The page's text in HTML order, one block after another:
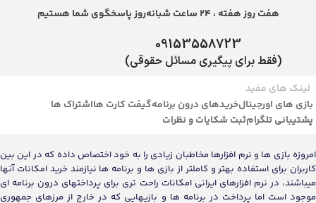
هفت روز هفته ، 24 ساعت شبانه‌روز پاسخگوی شما هستیم
09153558723
(فقط برای پیگیری مسائل حقوقی)
لینک های مفید
بازی های اورجینالخریدهای درون برنامهگیفت کارت هااشتراک ها
پشتیبانی تلگرامثبت شکایات و نظرات
امروزه بازی ها و نرم افزارها مخاطبان زیادی را به خود اختصاص داده که در این بین
کاربران برای استفاده بهتر و کاملتر از بازی ها و برنامه ها نیازمند خرید امکانات آنها
میباشند، در نرم افزارهای ایرانی امکانات راحت تری برای پرداختهای درون برنامه ای
موجود است اما پرداخت در برنامه ها و بازیهایی که در خارج از مرزهای جمهوری